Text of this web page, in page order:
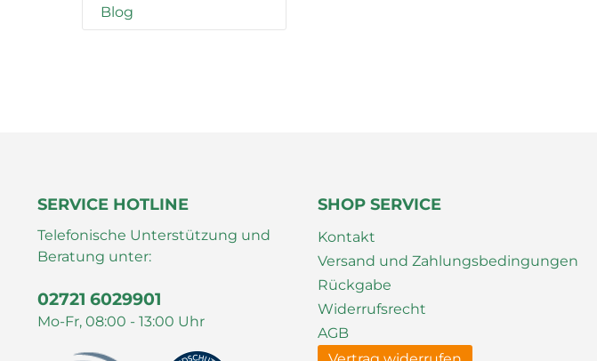
Blog
SERVICE HOTLINE
Telefonische Unterstützung und
Beratung unter:
02721 6029901
Mo-Fr, 08:00 - 13:00 Uhr
SHOP SERVICE
Kontakt
Versand und Zahlungsbedingungen
Rückgabe
Widerrufsrecht
AGB